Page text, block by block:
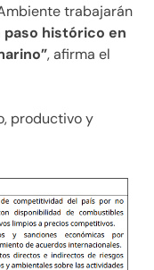
trabajarán
paso histórico en
, afirma el
productivo y